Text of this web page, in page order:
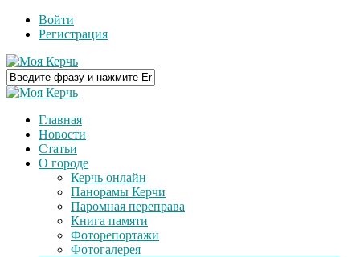
Войти
Регистрация
Главная
Новости
Статьи
О городе
Керчь онлайн
Панорамы Керчи
Паромная переправа
Книга памяти
Фоторепортажи
Фотогалерея